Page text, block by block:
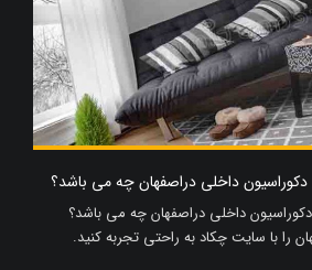
دکوراسیون داخلی دراصفهان چه می باشد؟
را با سایت چکاد به راحتی تجربه کنید.